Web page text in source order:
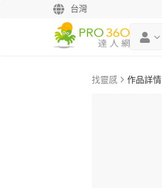
台灣
找靈感 作品詳情